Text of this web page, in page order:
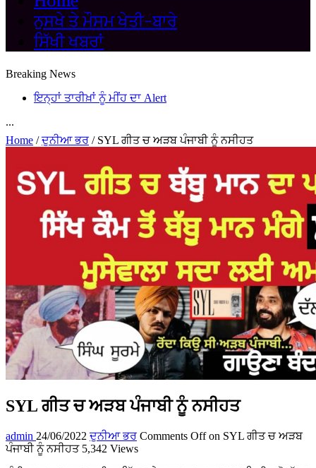
ਨੁਸਖੇ ਤੇ ਮੌਸਮ ਖੇਤੀ-ਬਾਰੇ
ਸਿੱਖੀ ਖਬਰਾਂ
Breaking News
ਇਨ੍ਹਾਂ ਤਾਰੀਖ਼ਾਂ ਨੂੰ ਮੀਂਹ ਦਾ Alert
...
Home / ਦੁਨੀਆ ਭਰ / SYL ਗੀਤ ਚ ਅੜਬ ਪੰਜਾਬੀ ਨੂੰ ਨਸੀਹਤ
SYL ਗੀਤ ਚ ਅੜਬ ਪੰਜਾਬੀ ਨੂੰ ਨਸੀਹਤ
admin 24/06/2022 ਦੁਨੀਆ ਭਰ Comments Offon SYL ਗੀਤ ਚ ਅੜਬ
ਪੰਜਾਬੀ ਨੂੰ ਨਸੀਹਤ 5,342 Views